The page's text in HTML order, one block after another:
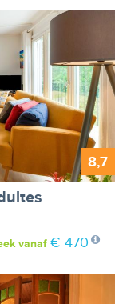
8,7
vanaf € 470